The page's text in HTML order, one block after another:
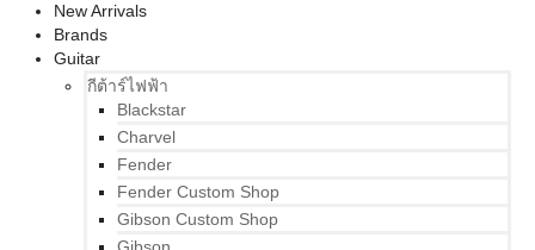
New Arrivals
Brands
Guitar
กีต้าร์ไฟฟ้า
Blackstar
Charvel
Fender
Fender Custom Shop
Gibson Custom Shop